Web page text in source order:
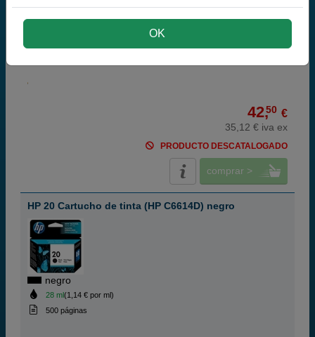
cian magenta amarillo
42,50 €
35,12 € iva ex
PRODUCTO DESCATALOGADO
comprar >
HP 20 Cartucho de tinta (HP C6614D) negro
negro
28 ml(1,14 € por ml)
500 páginas
OK